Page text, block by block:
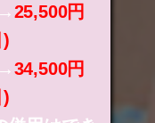
25,500円
34,500円